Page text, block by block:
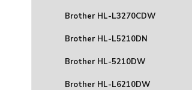
Brother HL-L3270CDW
Brother HL-L5210DN
Brother HL-5210DW
Brother HL-L6210DW